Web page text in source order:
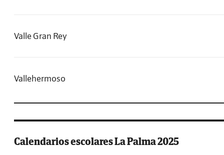
Valle Gran Rey
Vallehermoso
Calendarios escolares La Palma 2025